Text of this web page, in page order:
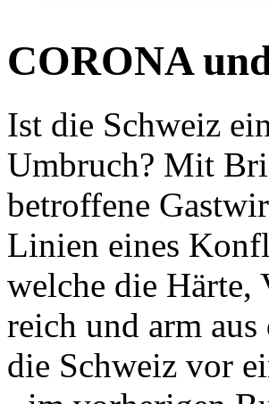
CORONA
Ist die Schweiz
Umbruch? Mit
betroffene
Linien eines
welche die Härte,
reich und arm
die Schweiz vor